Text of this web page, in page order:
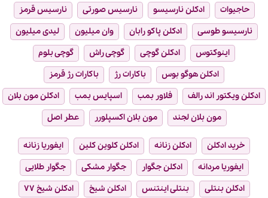
حاجیوات
ادکلن نارسیسو نارسیس صورتی
نارسیس قرمز
نارسیسو طوسی
ادکلن پاکو رابان وان میلیون
لیدی میلیون
اینوکتوس
ادکلن گوچی گوچی راش
گوچی بلوم
ادکلن هوگو بوس
باکارات رژ
باکارات رژ قرمز
ادکلن ویکتور اند رالف
فلاور بمب اسپایس بمب
ادکلن مون بلان
مون بلان لجند
مون بلان اکسپلورر عطر اصل
خرید ادکلن ادکلن زنانه ادکلن کلوین کلین
ایفوریا زنانه
ایفوریا مردانه
ادکلن جگوار جگوار مشکی
جگوار طلایی
ادکلن بنتلی
بنتلی اینتنس ادکلن شیخ
ادکلن شیخ ۷۷